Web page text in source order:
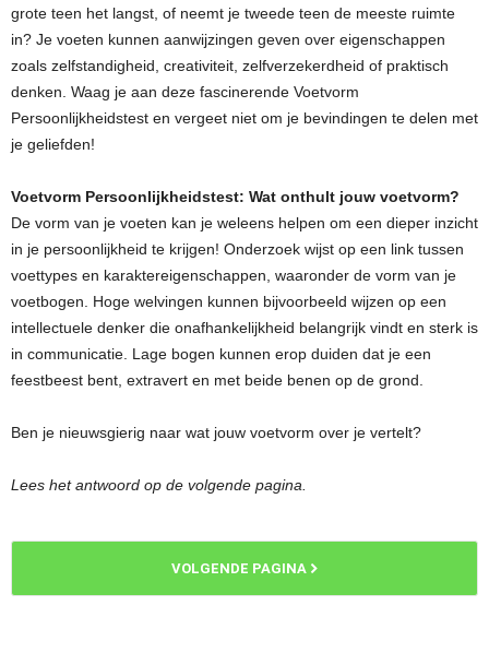
grote teen het langst, of neemt je tweede teen de meeste ruimte
in? Je voeten kunnen aanwijzingen geven over eigenschappen
zoals zelfstandigheid, creativiteit, zelfverzekerdheid of praktisch
denken. Waag je aan deze fascinerende Voetvorm
Persoonlijkheidstest en vergeet niet om je bevindingen te delen met
je geliefden!
Voetvorm Persoonlijkheidstest: Wat onthult jouw voetvorm?
De vorm van je voeten kan je weleens helpen om een dieper inzicht
in je persoonlijkheid te krijgen! Onderzoek wijst op een link tussen
voettypes en karaktereigenschappen, waaronder de vorm van je
voetbogen. Hoge welvingen kunnen bijvoorbeeld wijzen op een
intellectuele denker die onafhankelijkheid belangrijk vindt en sterk is
in communicatie. Lage bogen kunnen erop duiden dat je een
feestbeest bent, extravert en met beide benen op de grond.
Ben je nieuwsgierig naar wat jouw voetvorm over je vertelt?
Lees het antwoord op de volgende pagina.
VOLGENDE PAGINA